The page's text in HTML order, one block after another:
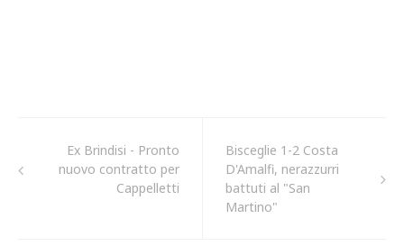
Ex Brindisi - Pronto
nuovo contratto per
Cappelletti
Bisceglie 1-2 Costa
D'Amalfi, nerazzurri
battuti al "San
Martino"